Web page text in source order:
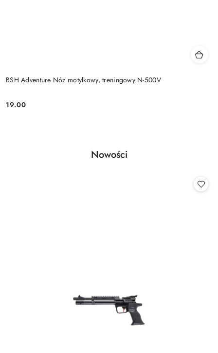
BSH Adventure Nóż motylkowy, treningowy N-500V
Cena:
19.00
Pomiń karuzelę produktów
Produkty
Nowości